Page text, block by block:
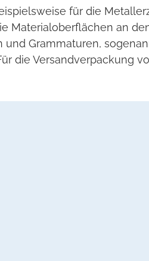
für die
Materialoberflächen an
Grammaturen,
die Versandverpackung